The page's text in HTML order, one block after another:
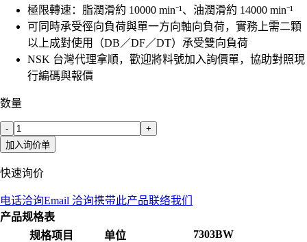
極限轉速：脂潤滑約 10000 min⁻¹、油潤滑約 14000 min⁻¹
可同時承受徑向負荷與單一方向軸向負荷，實務上需二顆
以上成對使用（DB／DF／DT）承受雙向負荷
NSK 台灣代理拿順，歡迎將料號加入詢價單，協助對照現
行編碼與報價
数量
-
+
加入询价单
快速询价
电话洽询Email 洽询携带此产品联络我们
产品规格表
规格项目
单位
7303BW